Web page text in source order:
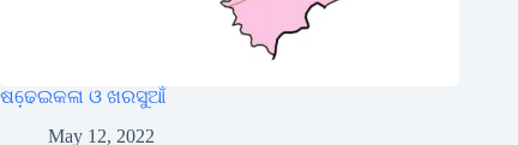
ଷଢେ଼ଇକଳା ଓ ଖରସୁଆଁ
May 12, 2022